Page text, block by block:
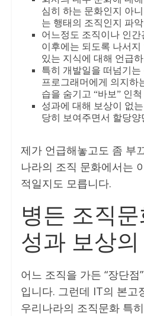
심히 하는 문화인지 아
는 행태의 조직인지 파
어느정도 조직이나 인
이후에는 되도록 나서
있는 지식에 대해 언급
특히 개발일을 떠넘기
프로그래머에게 의지하
습을 숨기고 “바보” 인
성과에 대해 보상이 없
당히 보여주면서 할당양
제가 언급해놓고도 좀 부
나라의 조직 문화에서는
적일지도 모릅니다.
병든 조직
성과 보상
어느 조직을 가든 “장단점
입니다. 그런데 IT의 본고
우리나라의 조직문화 특